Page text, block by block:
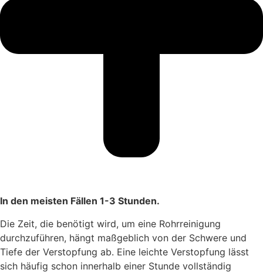
In den meisten Fällen 1-3 Stunden.
Die Zeit, die benötigt wird, um eine Rohrreinigung
durchzuführen, hängt maßgeblich von der Schwere und
Tiefe der Verstopfung ab. Eine leichte Verstopfung lässt
sich häufig schon innerhalb einer Stunde vollständig